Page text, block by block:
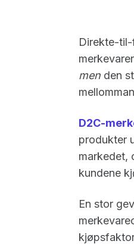
Direkte-
men den
D2C-
produkter
markedet,
kundene
En stor